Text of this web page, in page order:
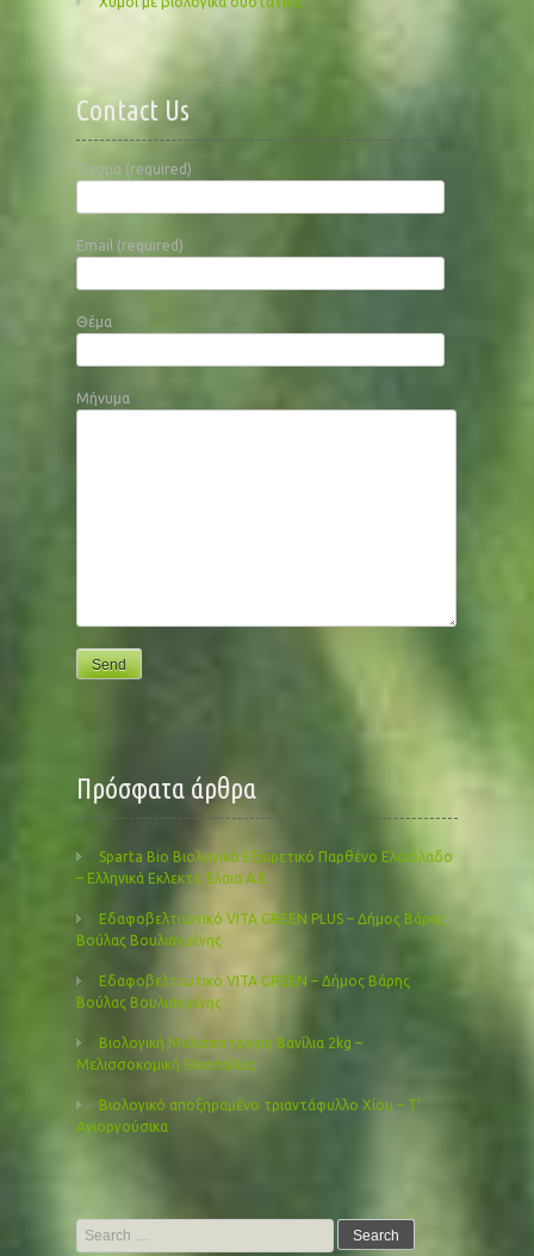
Contact Us
Όνομα (required)
Email (required)
Θέμα
Μήνυμα
Πρόσφατα άρθρα
Sparta Bio Βιολογικό Εξαιρετικό Παρθένο Ελαιόλαδο
– Ελληνικά Εκλεκτά Έλαια Α.Ε.
Εδαφοβελτιωτικό VITA GREEN PLUS – Δήμος Βάρης
Βούλας Βουλιαγμένης
Εδαφοβελτιωτικό VITA GREEN – Δήμος Βάρης
Βούλας Βουλιαγμένης
Βιολογική Μελισσοτροφή Βανίλια 2kg –
Μελισσοκομική Θεσσαλίας
Βιολογικό αποξηραμένο τριαντάφυλλο Χίου – Τ’
Αγιοργούσικα
Search
for: